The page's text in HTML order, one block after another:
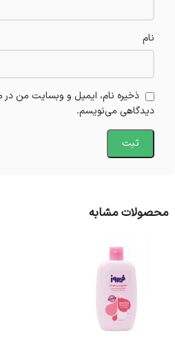
نام
ذخیره نام، ایمیل و وبسایت من در
دیدگاهی می‌نویسم.
محصولات مشابه